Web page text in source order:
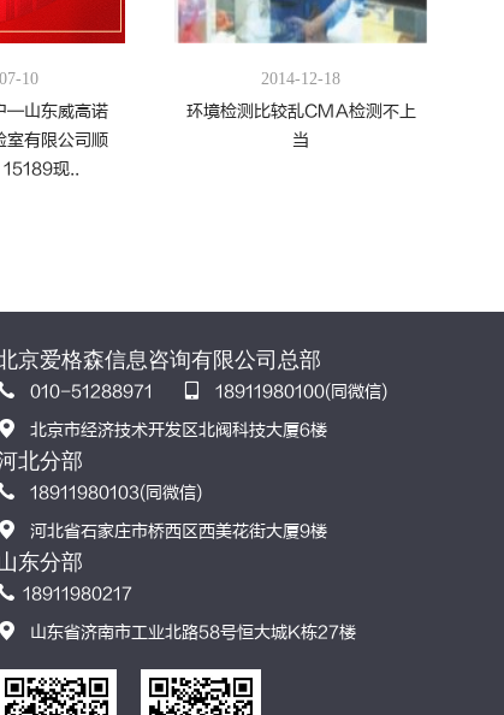
10
—山东威高诺
室有限公司顺
现..
2014-12-18
环境检测比较乱CMA检测不上
当
京爱格森信息咨询有限公司总部
010-51288971
18911980100(同微信)
北京市经济技术开发区北阀科技大厦6楼
北分部
18911980103(同微信)
河北省石家庄市桥西区西美花街大厦9楼
东分部
18911980217
山东省济南市工业北路58号恒大城K栋27楼